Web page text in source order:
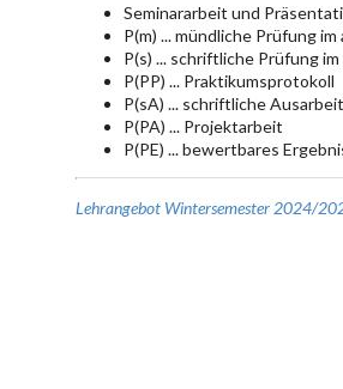
Seminararbeit und
P(m) ... mündliche Prüfung
P(s) ... schriftliche Prüfung
P(PP) ... Praktikumsprotokoll
P(sA) ... schriftliche
P(PA) ... Projektarbeit
P(PE) ... bewertbares
Lehrangebot Wintersemester 2024/